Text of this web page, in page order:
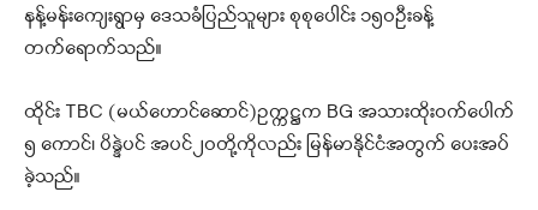
နန့်မန်းကျေးရွာမှ ဒေသခံပြည်သူများ စုစုပေါင်း ၁၅ဝဦးခန့်
တက်ရောက်သည်။
ထိုင်း TBC (မယ်ဟောင်ဆောင်)ဥက္ကဋ္ဌက BG အသားထိုးဝက်ပေါက်
၅ ကောင်၊ ပိန္နဲပင် အပင်၂ဝတို့ကိုလည်း မြန်မာနိုင်ငံအတွက် ပေးအပ်
ခဲ့သည်။